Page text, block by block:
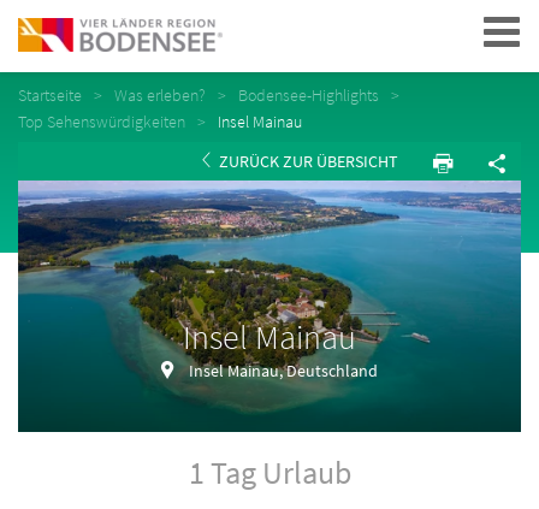
Navigation
Startseite Was erleben?
Bodensee-Highlights
Top Sehenswürdigkeiten
Insel Mainau
ZURÜCK ZUR ÜBERSICHT
Insel Mainau
Insel Mainau, Deutschland
1 Tag Urlaub